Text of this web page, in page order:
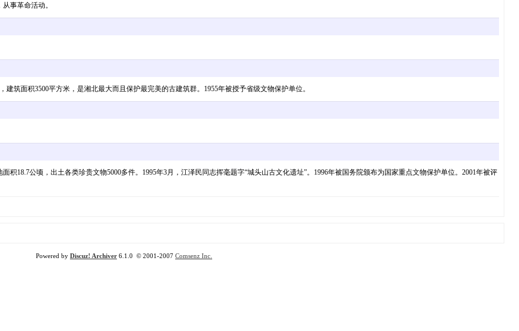
事革命活动。
筑面积3500平方米，是湘北最大而且保护最完美的古建筑群。1955年被授予省级文物保护单位。
18.7公顷，出土各类珍贵文物5000多件。1995年3月，江泽民同志挥毫题字“城头山古文化遗址”。1996年被国务院颁布为国家重点文物保护单位。2001年被评
Powered by Discuz! Archiver 6.1.0 © 2001-2007 Comsenz Inc.